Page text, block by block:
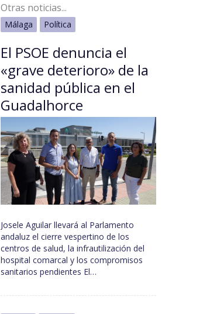
Otras noticias...
Málaga Política
El PSOE denuncia el
«grave deterioro» de la
sanidad pública en el
Guadalhorce
Josele Aguilar llevará al Parlamento
andaluz el cierre vespertino de los
centros de salud, la infrautilización del
hospital comarcal y los compromisos
sanitarios pendientes El…